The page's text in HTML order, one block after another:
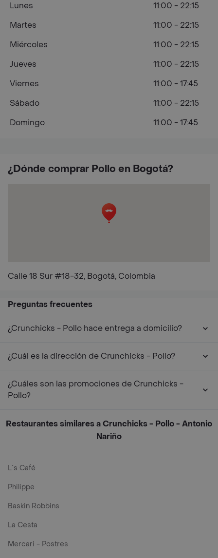
¿Dónde comprar Pollo en Bogotá?
Calle 18 Sur #18-32, Bogotá, Colombia
Lunes
11:00 - 22:15
Martes
11:00 - 22:15
Miércoles
11:00 - 22:15
Jueves
11:00 - 22:15
Viernes
11:00 - 17:45
Sábado
11:00 - 22:15
Domingo
11:00 - 17:45
Preguntas frecuentes
¿Crunchicks - Pollo hace entrega a domicilio?
¿Cuál es la dirección de Crunchicks - Pollo?
¿Cuáles son las promociones de Crunchicks -
Pollo?
Restaurantes similares a Crunchicks - Pollo - Antonio
Nariño
L´s Café
Philippe
Baskin Robbins
La Cesta
Mercari - Postres